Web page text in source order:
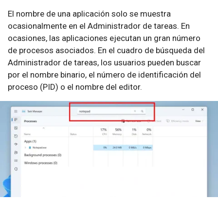
El nombre de una aplicación solo se muestra
ocasionalmente en el Administrador de tareas. En
ocasiones, las aplicaciones ejecutan un gran número
de procesos asociados. En el cuadro de búsqueda del
Administrador de tareas, los usuarios pueden buscar
por el nombre binario, el número de identificación del
proceso (PID) o el nombre del editor.